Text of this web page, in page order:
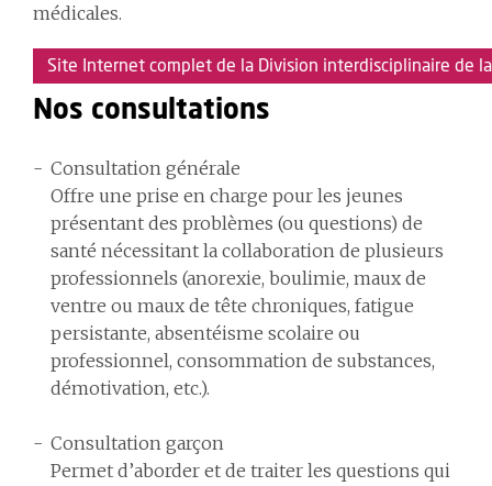
médicales.
Site Internet complet de la Division interdisciplinaire de
Nos consultations
Consultation générale
Offre une prise en charge pour les jeunes
présentant des problèmes (ou questions) de
santé nécessitant la collaboration de plusieurs
professionnels (anorexie, boulimie, maux de
ventre ou maux de tête chroniques, fatigue
persistante, absentéisme scolaire ou
professionnel, consommation de substances,
démotivation, etc.).
Consultation garçon
Permet d’aborder et de traiter les questions qui